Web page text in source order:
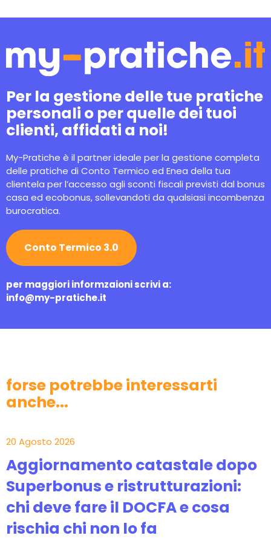
Per la gestione delle tue pratiche
personali o per quelle dei tuoi
clienti, affidati a noi!
My-Pratiche è il partner ideale per la gestione completa
delle pratiche di Conto Termico ed Enea della tua
clientela per l’accesso agli sconti fiscali previsti dal bonus
casa ed ecobonus, sollevandoti da qualsiasi incombenza
burocratica.
Conto Termico 3.0
per maggiori informzaioni scrivi a:
info@my-pratiche.it
forse potrebbe interessarti
anche...
20 Agosto 2026
Aggiornamento catastale dopo
Superbonus e ristrutturazioni:
chi deve fare il DOCFA e cosa
rischia chi non lo fa